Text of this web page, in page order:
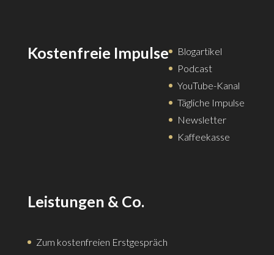
Kostenfreie Impulse
Blogartikel
Podcast
YouTube-Kanal
Tägliche Impulse
Newsletter
Kaffeekasse
Leistungen & Co.
Zum kostenfreien Erstgespräch